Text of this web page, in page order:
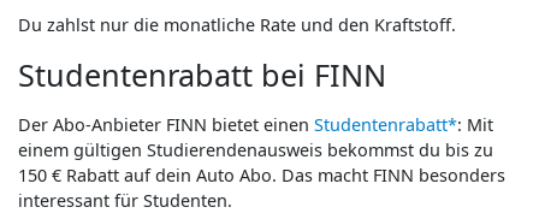
Du zahlst nur die monatliche Rate und den Kraftstoff.
Studentenrabatt bei FINN
Der Abo-Anbieter FINN bietet einen Studentenrabatt*: Mit
einem gültigen Studierendenausweis bekommst du bis zu
150 € Rabatt auf dein Auto Abo. Das macht FINN besonders
interessant für Studenten.